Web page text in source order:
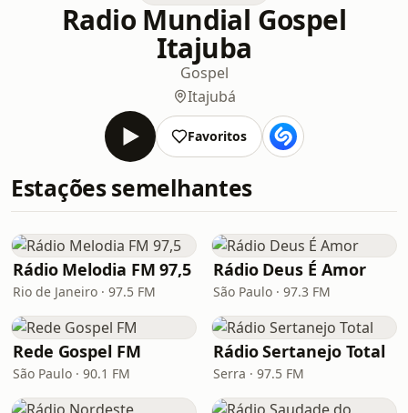
Radio Mundial Gospel
Itajuba
Gospel
Itajubá
Favoritos
Estações semelhantes
Rádio Melodia FM 97,5
Rio de Janeiro · 97.5 FM
Rádio Deus É Amor
São Paulo · 97.3 FM
Rede Gospel FM
São Paulo · 90.1 FM
Rádio Sertanejo Total
Serra · 97.5 FM